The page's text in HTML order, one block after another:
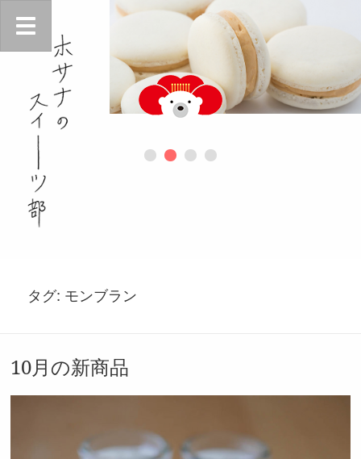
タグ: モンブラン
10月の新商品